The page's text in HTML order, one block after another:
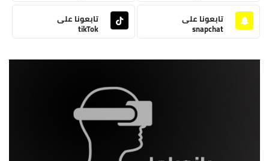
تابعونا على
snapchat
تابعونا على
tikTok